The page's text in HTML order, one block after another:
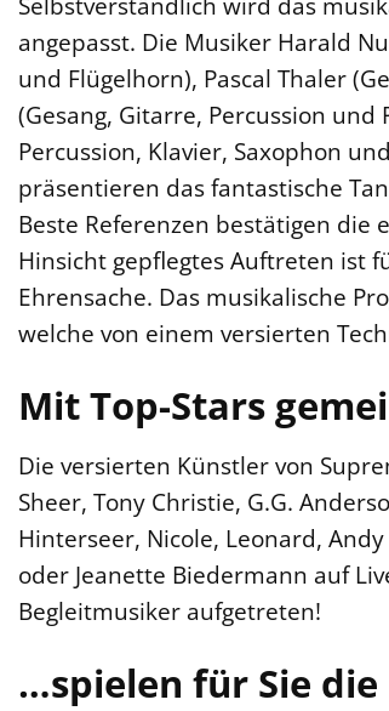
angepasst. Die Musiker Harald
und Flügelhorn), Pascal Thaler
(Gesang, Gitarre, Percussion
Percussion, Klavier, Saxophon
präsentieren das fantastische
Beste Referenzen bestätigen
Hinsicht gepflegtes Auftreten ist
Ehrensache. Das musikalische
welche von einem versierten
Mit Top-Stars
Die versierten Künstler von
Sheer, Tony Christie, G.G.
Hinterseer, Nicole, Leonard,
oder Jeanette Biedermann auf
Begleitmusiker aufgetreten!
…spielen für Sie die